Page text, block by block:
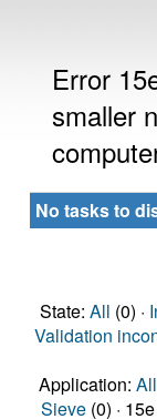
Error
smaller
No tasks to
State: All (0) ·
Validation
Application: All
Sieve (0) ·